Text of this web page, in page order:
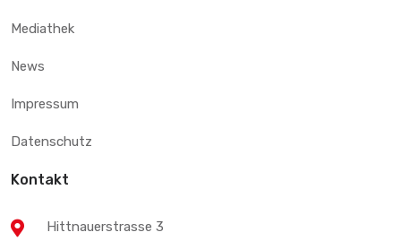
Mediathek
News
Impressum
Datenschutz
Kontakt
Hittnauerstrasse 3